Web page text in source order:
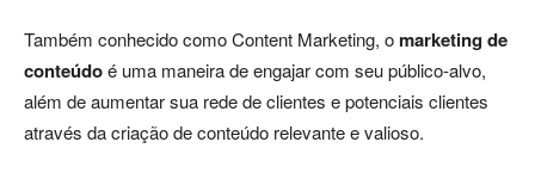
Também conhecido como Content Marketing, omarketing de
conteúdoé uma maneira de engajar com seu público-alvo,
além de aumentar sua rede de clientes e potenciais clientes
através da criação de conteúdo relevante e valioso.